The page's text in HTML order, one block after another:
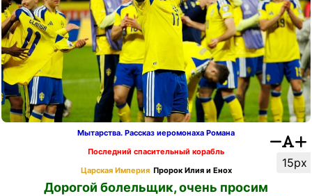
15px
Мытарства. Рассказ иеромонаха Романа
Последний спасительный корабль
Царская Империя Пророк Илия и Енох
Дорогой болельщик, очень просим